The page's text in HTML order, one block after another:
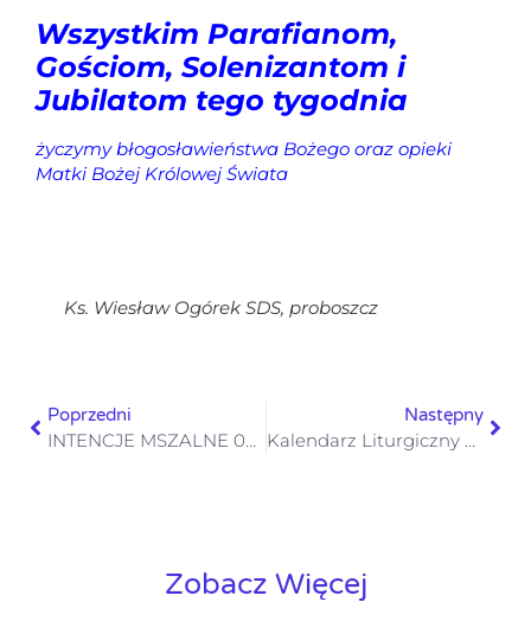
Wszystkim Parafianom,
Gościom, Solenizantom i
Jubilatom tego tygodnia
życzymybłogosławieństwa Bożego oraz opieki
Matki Bożej Królowej Świata
Ks. Wiesław Ogórek SDS, proboszcz
Poprzedni
INTENCJE MSZALNE 02 – 08.02. 2026
Następny
Kalendarz Liturgiczny 2-7.02.2026
Zobacz Więcej